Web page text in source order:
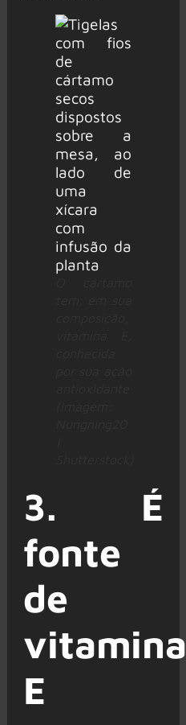
3. É
fonte
de
vitamina
E